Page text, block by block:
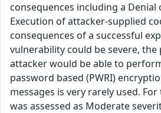
consequences including a Denial
Execution of attacker-supplied
consequences of a successful
vulnerability could be severe,
attacker would be able to
password based (PWRI)
messages is very rarely used.
was assessed as Moderate